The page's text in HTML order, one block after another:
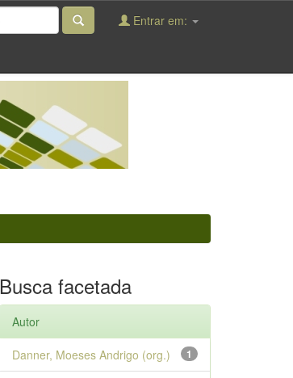
Entrar em:
Busca facetada
Autor
1
Danner, Moeses Andrigo (org.)